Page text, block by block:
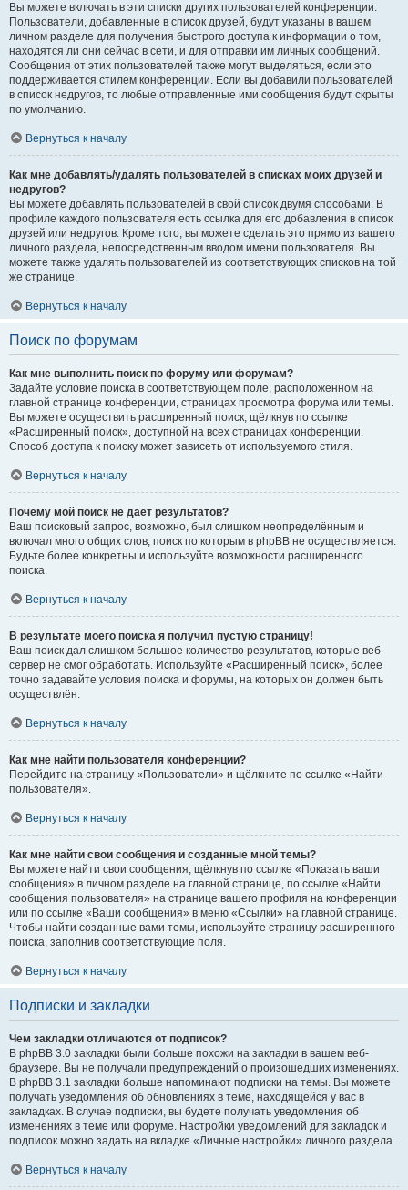
Вы можете включать в эти списки других пользователей конференции.
Пользователи, добавленные в список друзей, будут указаны в вашем
личном разделе для получения быстрого доступа к информации о том,
находятся ли они сейчас в сети, и для отправки им личных сообщений.
Сообщения от этих пользователей также могут выделяться, если это
поддерживается стилем конференции. Если вы добавили пользователей
в список недругов, то любые отправленные ими сообщения будут скрыты
по умолчанию.
Вернуться к началу
Как мне добавлять/удалять пользователей в списках моих друзей и
недругов?
Вы можете добавлять пользователей в свой список двумя способами. В
профиле каждого пользователя есть ссылка для его добавления в список
друзей или недругов. Кроме того, вы можете сделать это прямо из вашего
личного раздела, непосредственным вводом имени пользователя. Вы
можете также удалять пользователей из соответствующих списков на той
же странице.
Вернуться к началу
Поиск по форумам
Как мне выполнить поиск по форуму или форумам?
Задайте условие поиска в соответствующем поле, расположенном на
главной странице конференции, страницах просмотра форума или темы.
Вы можете осуществить расширенный поиск, щёлкнув по ссылке
«Расширенный поиск», доступной на всех страницах конференции.
Способ доступа к поиску может зависеть от используемого стиля.
Вернуться к началу
Почему мой поиск не даёт результатов?
Ваш поисковый запрос, возможно, был слишком неопределённым и
включал много общих слов, поиск по которым в phpBB не осуществляется.
Будьте более конкретны и используйте возможности расширенного
поиска.
Вернуться к началу
В результате моего поиска я получил пустую страницу!
Ваш поиск дал слишком большое количество результатов, которые веб-
сервер не смог обработать. Используйте «Расширенный поиск», более
точно задавайте условия поиска и форумы, на которых он должен быть
осуществлён.
Вернуться к началу
Как мне найти пользователя конференции?
Перейдите на страницу «Пользователи» и щёлкните по ссылке «Найти
пользователя».
Вернуться к началу
Как мне найти свои сообщения и созданные мной темы?
Вы можете найти свои сообщения, щёлкнув по ссылке «Показать ваши
сообщения» в личном разделе на главной странице, по ссылке «Найти
сообщения пользователя» на странице вашего профиля на конференции
или по ссылке «Ваши сообщения» в меню «Ссылки» на главной странице.
Чтобы найти созданные вами темы, используйте страницу расширенного
поиска, заполнив соответствующие поля.
Вернуться к началу
Подписки и закладки
Чем закладки отличаются от подписок?
В phpBB 3.0 закладки были больше похожи на закладки в вашем веб-
браузере. Вы не получали предупреждений о произошедших изменениях.
В phpBB 3.1 закладки больше напоминают подписки на темы. Вы можете
получать уведомления об обновлениях в теме, находящейся у вас в
закладках. В случае подписки, вы будете получать уведомления об
изменениях в теме или форуме. Настройки уведомлений для закладок и
подписок можно задать на вкладке «Личные настройки» личного раздела.
Вернуться к началу